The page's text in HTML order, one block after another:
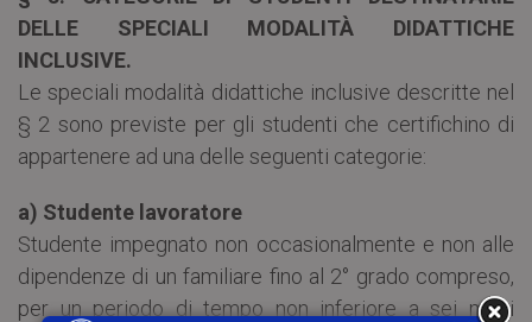
DELLE SPECIALI MODALITÀ DIDATTICHE
INCLUSIVE.
Le speciali modalità didattiche inclusive descritte nel
§ 2 sono previste per gli studenti che certifichino di
appartenere ad una delle seguenti categorie:
a) Studente lavoratore
Studente impegnato non occasionalmente e non alle
dipendenze di un familiare fino al 2° grado compreso,
per un periodo di tempo non inferiore a sei mesi